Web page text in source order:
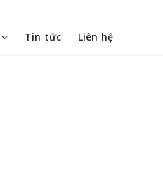
Tin tức Liên hệ